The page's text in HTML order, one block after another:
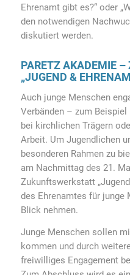
Ehrenamt gibt es?“ oder
den notwendigen
diskutiert werden.
PARETZ AKADEMIE –
„JUGEND &
Auch junge Menschen
Verbänden – zum
bei kirchlichen Trägern
Arbeit. Um Jugendlichen
besonderen Rahmen zu
am Nachmittag des 21.
Zukunftswerkstatt
des Ehrenamtes für junge
Blick nehmen.
Junge Menschen sollen
kommen und durch
freiwilliges Engagement